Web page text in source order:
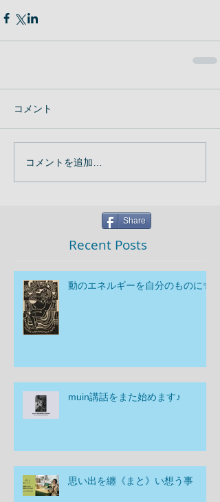
コメント
コメントを追加…
Share
Recent Posts
動のエネルギーを自分のものに✨
muin講話をまた始めます♪
思い出を纏《まと》い想う事